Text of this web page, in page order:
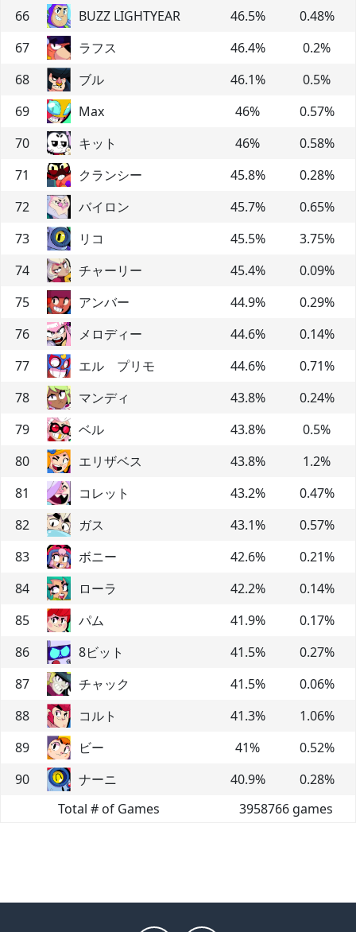
66
BUZZ LIGHTYEAR 46.5% 0.48%
67
ラフス 46.4% 0.2%
68
ブル 46.1% 0.5%
69
Max 46% 0.57%
70
キット 46% 0.58%
71
クランシー 45.8% 0.28%
72
バイロン 45.7% 0.65%
73
リコ 45.5% 3.75%
74
チャーリー 45.4% 0.09%
75
アンバー 44.9% 0.29%
76
メロディー 44.6% 0.14%
77
エル プリモ 44.6% 0.71%
78
マンディ 43.8% 0.24%
79
ベル 43.8% 0.5%
80
エリザベス 43.8% 1.2%
81
コレット 43.2% 0.47%
82
ガス 43.1% 0.57%
83
ボニー 42.6% 0.21%
84
ローラ 42.2% 0.14%
85
パム 41.9% 0.17%
86
8ビット 41.5% 0.27%
87
チャック 41.5% 0.06%
88
コルト 41.3% 1.06%
89
ビー 41% 0.52%
90
ナーニ 40.9% 0.28%
Total # of Games
3958766 games